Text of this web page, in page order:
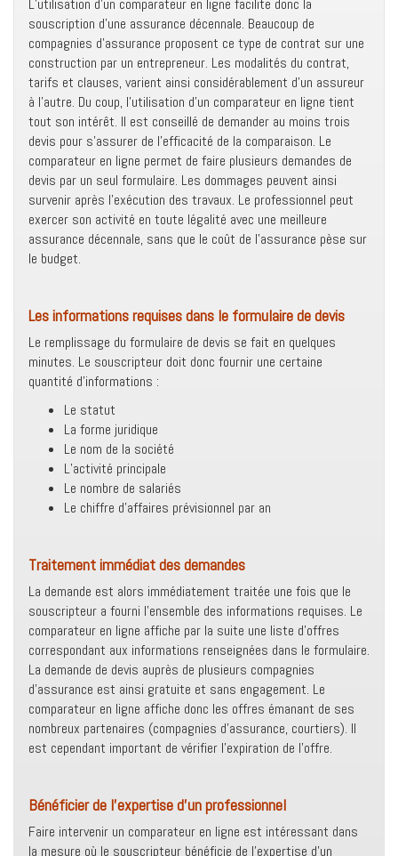
souscription d’une assurance décennale. Beaucoup de
compagnies d’assurance proposent ce type de contrat sur une
construction par un entrepreneur. Les modalités du contrat,
tarifs et clauses, varient ainsi considérablement d’un assureur
à l’autre. Du coup, l’utilisation d’un comparateur en ligne tient
tout son intérêt. Il est conseillé de demander au moins trois
devis pour s’assurer de l’efficacité de la comparaison. Le
comparateur en ligne permet de faire plusieurs demandes de
devis par un seul formulaire. Les dommages peuvent ainsi
survenir après l’exécution des travaux. Le professionnel peut
exercer son activité en toute légalité avec une meilleure
assurance décennale, sans que le coût de l’assurance pèse sur
le budget.
Les informations requises dans le formulaire de devis
Le remplissage du formulaire de devis se fait en quelques
minutes. Le souscripteur doit donc fournir une certaine
quantité d’informations :
Le statut
La forme juridique
Le nom de la société
L’activité principale
Le nombre de salariés
Le chiffre d’affaires prévisionnel par an
Traitement immédiat des demandes
La demande est alors immédiatement traitée une fois que le
souscripteur a fourni l’ensemble des informations requises. Le
comparateur en ligne affiche par la suite une liste d’offres
correspondant aux informations renseignées dans le formulaire.
La demande de devis auprès de plusieurs compagnies
d’assurance est ainsi gratuite et sans engagement. Le
comparateur en ligne affiche donc les offres émanant de ses
nombreux partenaires (compagnies d’assurance, courtiers). Il
est cependant important de vérifier l’expiration de l’offre.
Bénéficier de l’expertise d’un professionnel
Faire intervenir un comparateur en ligne est intéressant dans
la mesure où le souscripteur bénéficie de l’expertise d’un